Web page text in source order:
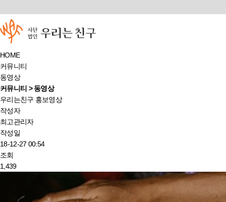
HOME
커뮤니티
동영상
커뮤니티 > 동영상
우리는친구 홍보영상
작성자
최고관리자
작성일
18-12-27 00:54
조회
1,439